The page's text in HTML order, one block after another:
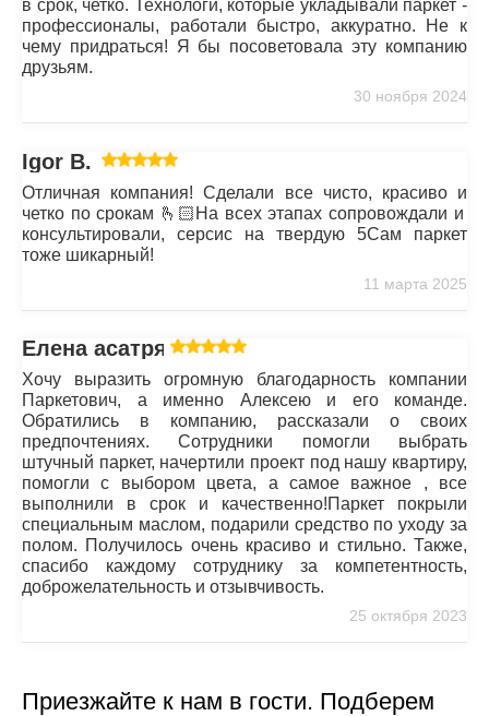
в срок, четко. Технологи, которые укладывали паркет -
профессионалы, работали быстро, аккуратно. Не к
чему придраться! Я бы посоветовала эту компанию
друзьям.
30 ноября 2024
Igor B.
Отличная компания! Сделали все чисто, красиво и
четко по срокам 🫰🏻На всех этапах сопровождали и
консультировали, серсис на твердую 5Сам паркет
тоже шикарный!
11 марта 2025
Елена асатрян
Хочу выразить огромную благодарность компании
Паркетович, а именно Алексею и его команде.
Обратились в компанию, рассказали о своих
предпочтениях. Сотрудники помогли выбрать
штучный паркет, начертили проект под нашу квартиру,
помогли с выбором цвета, а самое важное , все
выполнили в срок и качественно!Паркет покрыли
специальным маслом, подарили средство по уходу за
полом. Получилось очень красиво и стильно. Также,
спасибо каждому сотруднику за компетентность,
доброжелательность и отзывчивость.
25 октября 2023
Приезжайте к нам в гости. Подберем